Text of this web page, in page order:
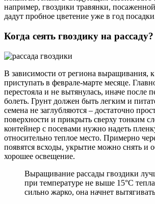
например, гвоздики травянки, посаженной
дадут пробное цветение уже в год
Когда сеять гвоздику на рассаду?
В зависимости от региона выращивания,
приступать в феврале-марте месяце.
перестояла и не вытянулась, иначе после
болеть. Грунт должен быть легким и
семена не заглубляются – достаточно
поверхности и прикрыть сверху тонким
контейнер с посевами нужно надеть
относительно теплое место. Примерно
появятся всходы, укрытие можно снять и
хорошее освещение.
Выращивание рассады гвоздики
при температуре не выше 15°С
сильно жарко, она начнет